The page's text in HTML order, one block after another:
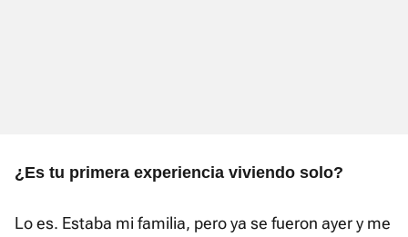
¿Es tu primera experiencia viviendo solo?
Lo es. Estaba mi familia, pero ya se fueron ayer y me